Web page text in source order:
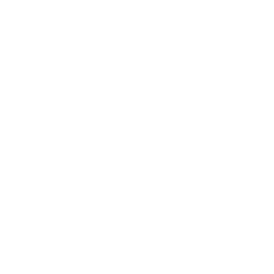
발정이 온것 같은데 울음도 심하지
주는게 맞을까요??